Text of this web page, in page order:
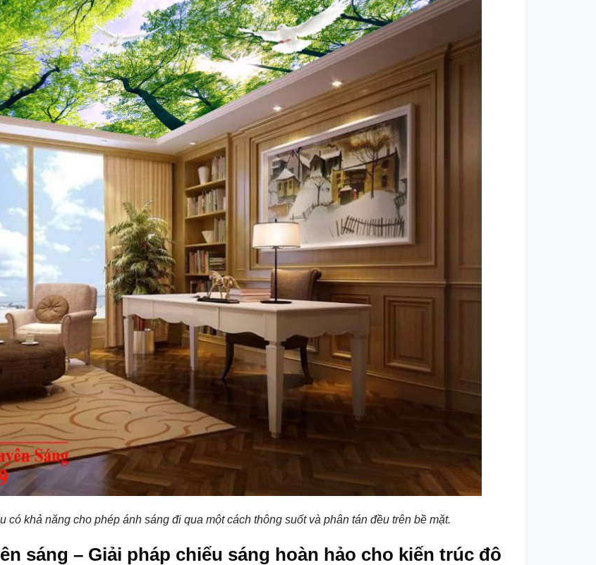
có khả năng cho phép ánh sáng đi qua một cách thông suốt và phân tán đều trên bề mặt.
sáng – Giải pháp chiếu sáng hoàn hảo cho kiến trúc đô